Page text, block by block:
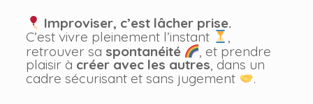
Improviser, c’est lâcher prise.
C’est vivre pleinement l’instant
,
retrouver sa spontanéité , et prendre
plaisir à créer avec les autres , dans un
cadre sécurisant et sans jugement
.